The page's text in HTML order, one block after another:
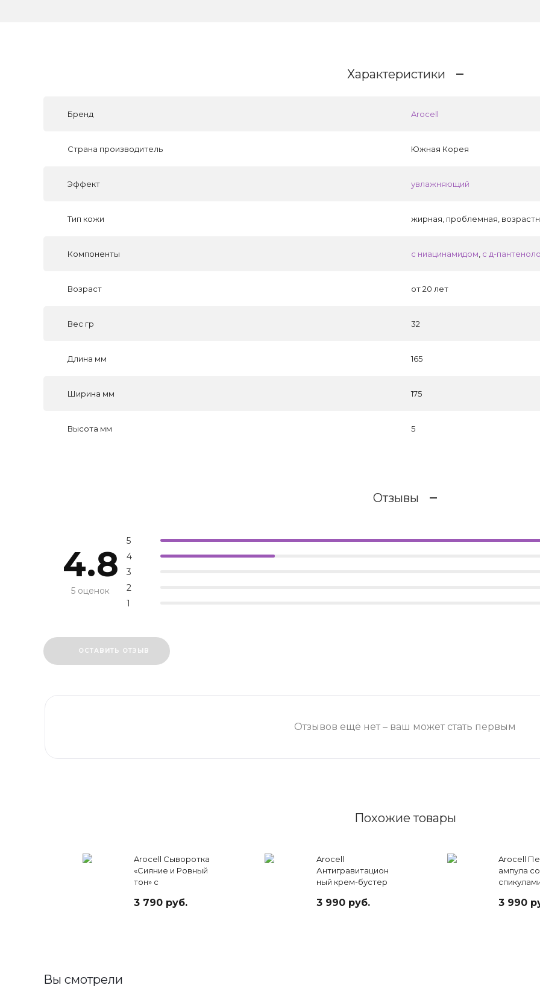
Характеристики
Бренд Arocell
Страна производитель Южная Корея
Эффект увлажняющий
Тип кожи жирная, проблемная,
Компоненты с ниацинамидом с д-
Возраст от 20 лет
Вес гр 32
Длина мм 165
Ширина мм 175
Высота мм 5
Отзывы
4.8
5 оценок
5
4
3
2
1
ОСТАВИТЬ ОТЗЫВ
Отзывов ещё нет – ваш может стать первым
Похожие товары
Arocell Сыворотка
«Сияние и Ровный
тон» с
транекс. кислотой
3 790 руб.
Arocell
Антигравитацион
ный крем-бустер
низкомолекулярн
3 990 руб.
Arocell
ампула со
3 990
Вы смотрели